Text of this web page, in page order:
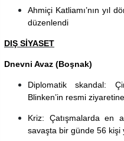
Ahmiçi Katliamı’nın yıl
düzenlendi
DIŞ SİYASET
Dnevni Avaz (Boşnak)
Diplomatik skandal:
Blinken’in resmi ziyaretine
Kriz: Çatışmalarda en
savaşta bir günde 56 kişi